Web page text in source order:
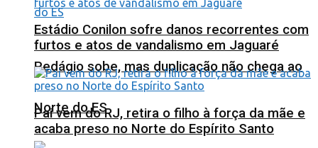
Pedágio sobe, mas duplicação não chega ao
Norte do ES
Estádio Conilon sofre danos recorrentes com
furtos e atos de vandalismo em Jaguaré
Pai vem do RJ, retira o filho à força da mãe e
acaba preso no Norte do Espírito Santo